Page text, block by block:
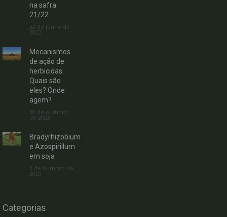
na safra
21/22
22 de junho de
2022
Mecanismos
de ação de
herbicidas:
Quais são
eles? Onde
agem?
30 de outubro
de 2023
Bradyrhizobium
e Azospirillum
em soja
3 de outubro de
2023
Categorias